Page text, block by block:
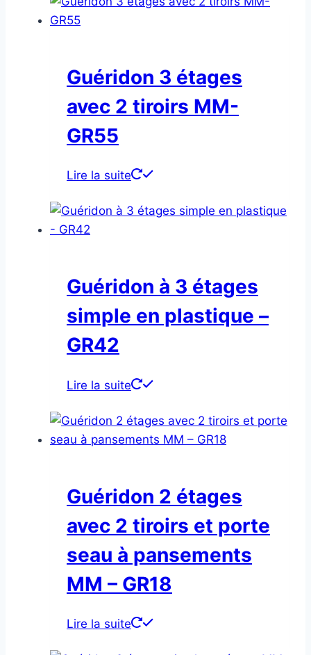
Guéridon 3 étages
avec 2 tiroirs MM-
GR55
Lire la suite
Guéridon à 3 étages
simple en plastique –
GR42
Lire la suite
Guéridon 2 étages
avec 2 tiroirs et porte
seau à pansements
MM – GR18
Lire la suite